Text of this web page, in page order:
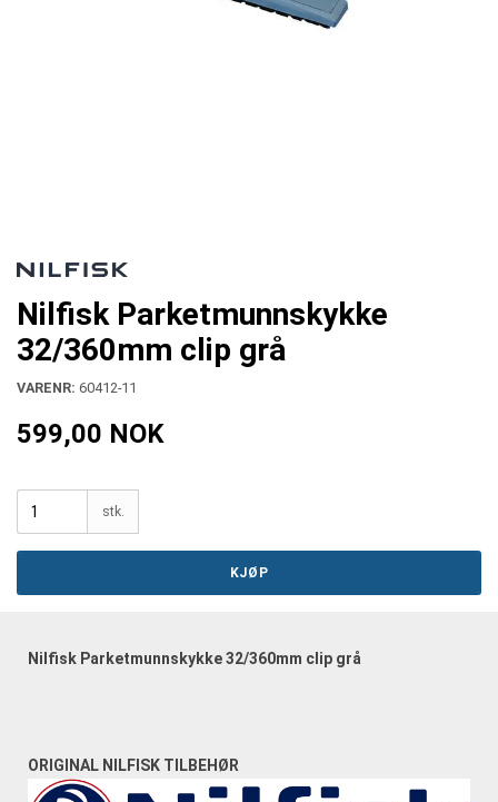
Nilfisk Parketmunnskykke
32/360mm clip grå
VARENR: 60412-11
599,00 NOK
stk.
KJØP
Nilfisk Parketmunnskykke 32/360mm clip grå
ORIGINAL NILFISK TILBEHØR